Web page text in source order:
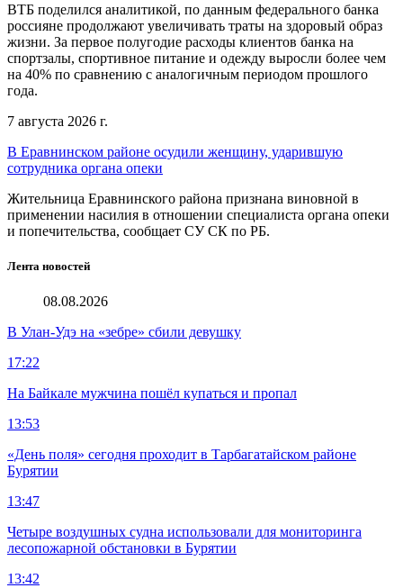
ВТБ поделился аналитикой, по данным федерального банка
россияне продолжают увеличивать траты на здоровый образ
жизни. За первое полугодие расходы клиентов банка на
спортзалы, спортивное питание и одежду выросли более чем
на 40% по сравнению с аналогичным периодом прошлого
года.
7 августа 2026 г.
В Еравнинском районе осудили женщину, ударившую
сотрудника органа опеки
Жительница Еравнинского района признана виновной в
применении насилия в отношении специалиста органа опеки
и попечительства, сообщает СУ СК по РБ.
Лента новостей
08.08.2026
В Улан-Удэ на «зебре» сбили девушку
17:22
На Байкале мужчина пошёл купаться и пропал
13:53
«День поля» сегодня проходит в Тарбагатайском районе
Бурятии
13:47
Четыре воздушных судна использовали для мониторинга
лесопожарной обстановки в Бурятии
13:42